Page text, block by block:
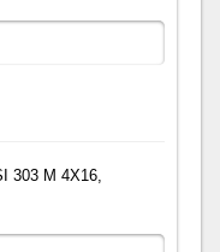
303 M 4X16,